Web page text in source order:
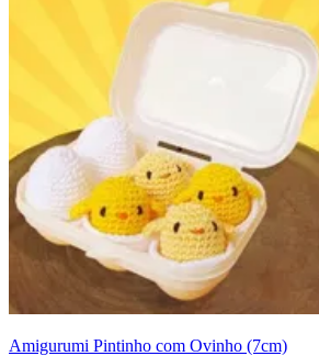
Amigurumi Pintinho com Ovinho (7cm)